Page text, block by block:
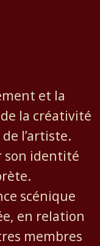
et la
la créativité
l’artiste.
son identité
scénique
en relation
membres